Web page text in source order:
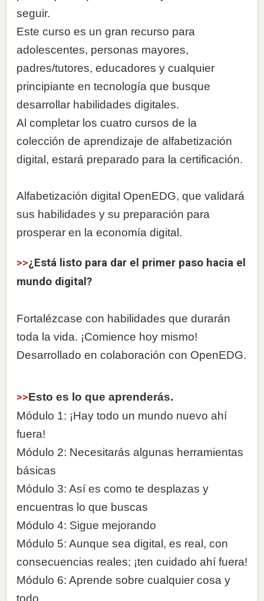
seguir.
Este curso es un gran recurso para
adolescentes, personas mayores,
padres/tutores, educadores y cualquier
principiante en tecnología que busque
desarrollar habilidades digitales.
Al completar los cuatro cursos de la
colección de aprendizaje de alfabetización
digital, estará preparado para la certificación.
Alfabetización digital OpenEDG, que validará
sus habilidades y su preparación para
prosperar en la economía digital.
>>¿Está listo para dar el primer paso hacia el
mundo digital?
Fortalézcase con habilidades que durarán
toda la vida. ¡Comience hoy mismo!
Desarrollado en colaboración con OpenEDG.
>>Esto es lo que aprenderás.
Módulo 1: ¡Hay todo un mundo nuevo ahí
fuera!
Módulo 2: Necesitarás algunas herramientas
básicas
Módulo 3: Así es como te desplazas y
encuentras lo que buscas
Módulo 4: Sigue mejorando
Módulo 5: Aunque sea digital, es real, con
consecuencias reales; ¡ten cuidado ahí fuera!
Módulo 6: Aprende sobre cualquier cosa y
todo